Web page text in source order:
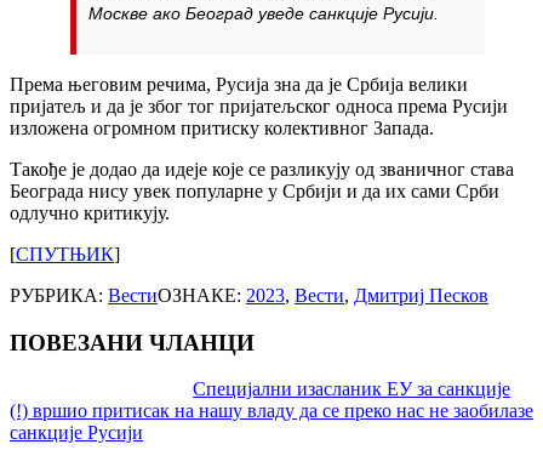
Москве ако Београд уведе санкције Русији.
Према његовим речима, Русија зна да је Србија велики
пријатељ и да је због тог пријатељског односа према Русији
изложена огромном притиску колективног Запада.
Такође је додао да идеје које се разликују од званичног става
Београда нису увек популарне у Србији и да их сами Срби
одлучно критикују.
[СПУТЊИК]
РУБРИКА: ВестиОЗНАКЕ: 2023, Вести, Дмитриј Песков
ПОВЕЗАНИ ЧЛАНЦИ
Специјални изасланик ЕУ за санкције
(!) вршио притисак на нашу владу да се преко нас не заобилазе
санкције Русији
navigation